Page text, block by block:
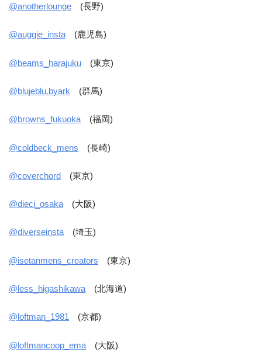
@anotherlounge (長野)
@auggie_insta(鹿児島)
@beams_harajuku (東京)
@blujeblu.byark (群馬)
@browns_fukuoka (福岡)
@coldbeck_mens (長崎)
@coverchord (東京)
@dieci_osaka (大阪)
@diverseinsta(埼玉)
@isetanmens_creators (東京)
@less_higashikawa (北海道)
@loftman_1981 (京都)
@loftmancoop_ema (大阪)